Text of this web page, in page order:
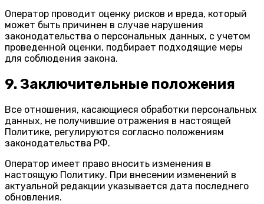
Оператор проводит оценку рисков и вреда, который
может быть причинен в случае нарушения
законодательства о персональных данных, с учетом
проведенной оценки, подбирает подходящие меры
для соблюдения закона.
9. Заключительные положения
Все отношения, касающиеся обработки персональных
данных, не получившие отражения в настоящей
Политике, регулируются согласно положениям
законодательства РФ.
Оператор имеет право вносить изменения в
настоящую Политику. При внесении изменений в
актуальной редакции указывается дата последнего
обновления.